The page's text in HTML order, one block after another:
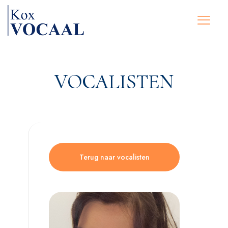
VOCALISTEN
Terug naar vocalisten